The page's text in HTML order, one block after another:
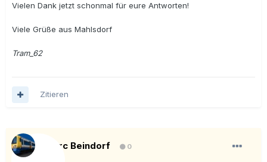
Vielen Dank jetzt schonmal für eure Antworten!
Viele Grüße aus Mahlsdorf
Tram_62
Zitieren
Marc Beindorf 0